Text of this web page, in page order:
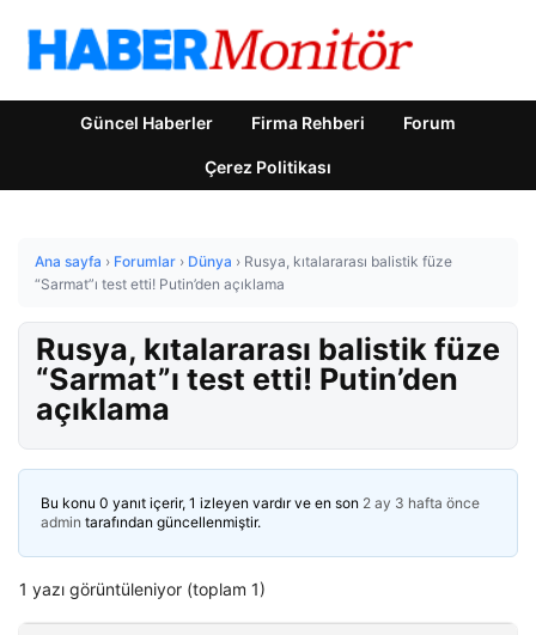
Güncel Haberler Firma Rehberi Forum
Çerez Politikası
Ana sayfa › Forumlar › Dünya › Rusya, kıtalararası balistik füze
“Sarmat”ı test etti! Putin’den açıklama
Rusya, kıtalararası balistik füze
“Sarmat”ı test etti! Putin’den
açıklama
Bu konu 0 yanıt içerir, 1 izleyen vardır ve en son 2 ay 3 hafta önce
admin tarafından güncellenmiştir.
1 yazı görüntüleniyor (toplam 1)